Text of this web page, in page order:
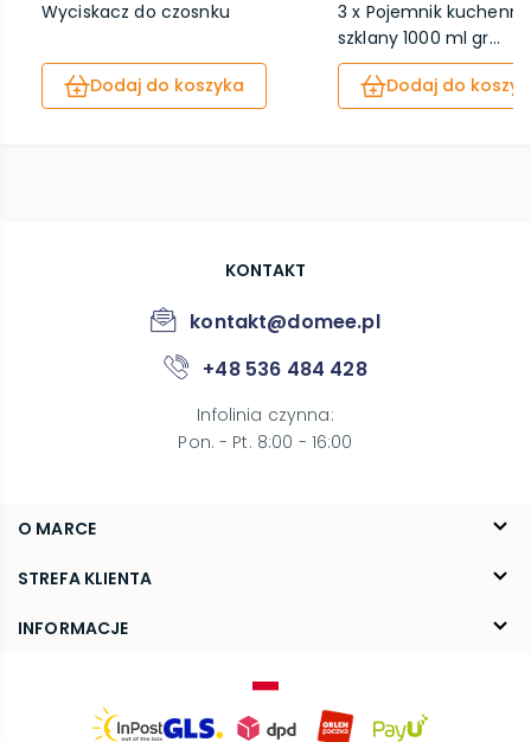
Wyciskacz do czosnku
Dodaj do koszyka
3 x Pojemnik kuchenny
szklany 1000 ml gr...
Dodaj do
O MARCE
O nas
Blog
STREFA KLIENTA
FAQ
Reklamacje i zwroty
INFORMACJE
Polityka prywatności
KONTAKT
kontakt@domee.pl
+48 536 484 428
Infolinia czynna:
Pon. - Pt. 8:00 - 16:00